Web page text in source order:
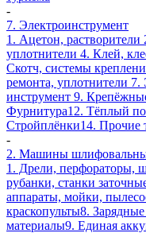
-
7. Электроинструмент
1. Ацетон, растворители
уплотнители 4. Клей,
Скотч, системы
ремонта, уплотнители 7.
инструмент 9.
Фурнитура12. Тёплый
Стройплёнки14. Прочие
-
2. Машины
1. Дрели, перфораторы,
рубанки, станки
аппараты, мойки,
краскопульты8.
материалы9. Единая